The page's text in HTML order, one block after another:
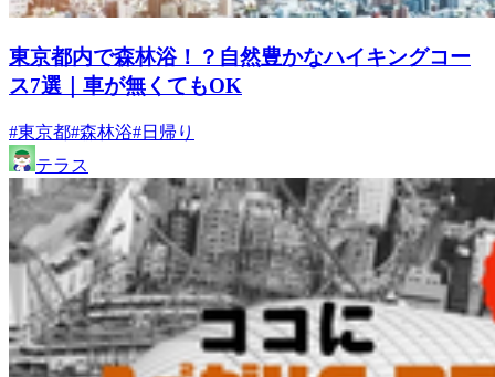
東京都内で森林浴！？自然豊かなハイキングコー
ス7選｜車が無くてもOK
#東京都#森林浴#日帰り
テラス